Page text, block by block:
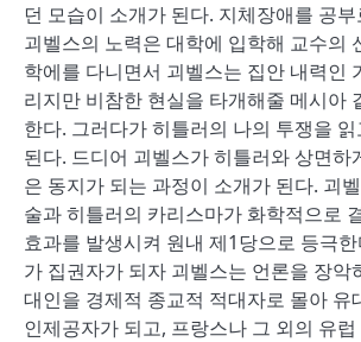
던 모습이 소개가 된다. 지체장애를 공
괴벨스의 노력은 대학에 입학해 교수의
학에를 다니면서 괴벨스는 집안 내력인
리지만 비참한 현실을 타개해줄 메시아
한다. 그러다가 히틀러의 나의 투쟁을
된다. 드디어 괴벨스가 히틀러와 상면하
은 동지가 되는 과정이 소개가 된다. 괴
술과 히틀러의 카리스마가 화학적으로
효과를 발생시켜 원내 제1당으로 등극
가 집권자가 되자 괴벨스는 언론을 장악
대인을 경제적 종교적 적대자로 몰아 유
인제공자가 되고, 프랑스나 그 외의 유